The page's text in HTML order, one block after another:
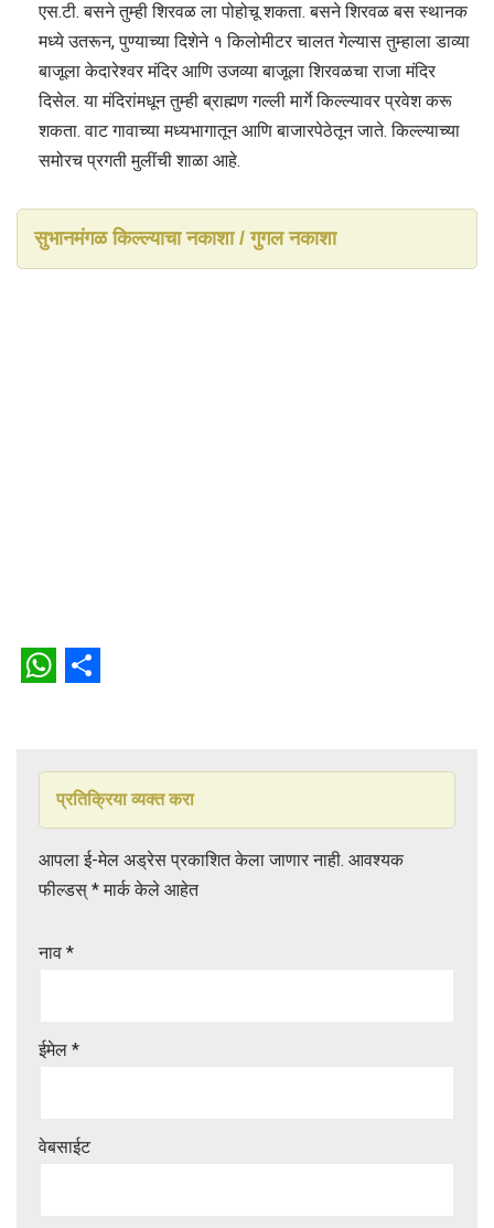
एस.टी. बसने तुम्ही शिरवळ ला पोहोचू शकता. बसने शिरवळ बस स्थानक
मध्ये उतरून, पुण्याच्या दिशेने १ किलोमीटर चालत गेल्यास तुम्हाला डाव्या
बाजूला केदारेश्वर मंदिर आणि उजव्या बाजूला शिरवळचा राजा मंदिर
दिसेल. या मंदिरांमधून तुम्ही ब्राह्मण गल्ली मार्गे किल्ल्यावर प्रवेश करू
शकता. वाट गावाच्या मध्यभागातून आणि बाजारपेठेतून जाते. किल्ल्याच्या
समोरच प्रगती मुलींची शाळा आहे.
सुभानमंगळ किल्ल्याचा नकाशा / गुगल नकाशा
a
A
p
a
r
e
प्रतिक्रिया व्यक्त करा
आपला ई-मेल अड्रेस प्रकाशित केला जाणार नाही. आवश्यक
फील्डस् *मार्क केले आहेत
नाव *
ईमेल *
वेबसाईट